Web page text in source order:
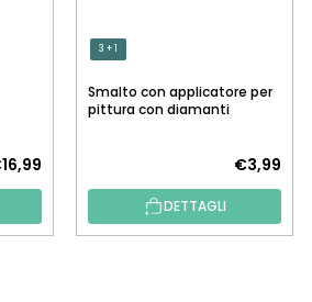
3 + 1
Smalto con applicatore per
pittura con diamanti
€3,99
DETTAGLI